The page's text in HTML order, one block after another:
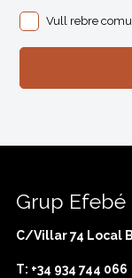
Vull rebre
Grup Efebé
C/Villar 74 Local
T: +34 934 744 066